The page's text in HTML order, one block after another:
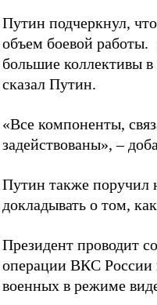
Путин подчеркнул,
объем боевой работы.
большие коллективы
сказал Путин.
«Все компоненты,
задействованы», –
Путин также поручил
докладывать о том,
Президент проводит
операции ВКС России
военных в режиме